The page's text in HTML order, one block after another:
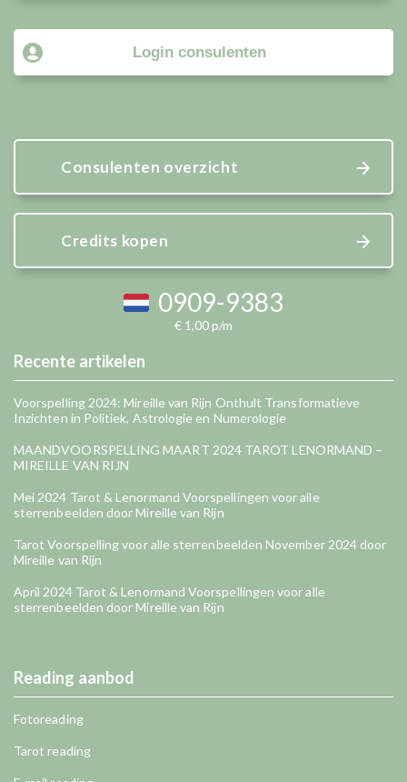
Login consulenten
Consulenten overzicht
Credits kopen
0909-9383
€ 1,00 p/m
Recente artikelen
Voorspelling 2024: Mireille van Rijn Onthult Transformatieve
Inzichten in Politiek, Astrologie en Numerologie
MAANDVOORSPELLING MAART 2024 TAROT LENORMAND –
MIREILLE VAN RIJN
Mei 2024 Tarot & Lenormand Voorspellingen voor alle
sterrenbeelden door Mireille van Rijn
Tarot Voorspelling voor alle sterrenbeelden November 2024 door
Mireille van Rijn
April 2024 Tarot & Lenormand Voorspellingen voor alle
sterrenbeelden door Mireille van Rijn
Reading aanbod
Fotoreading
Tarot reading